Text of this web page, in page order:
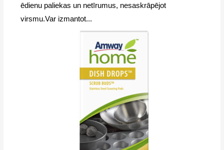
ēdienu paliekas un netīrumus, nesaskrāpējot
virsmu.Var izmantot...